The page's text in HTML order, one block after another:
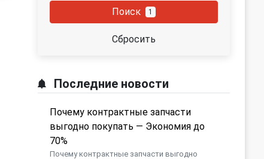
Поиск 1
Сбросить
Последние новости
Почему контрактные запчасти
выгодно покупать — Экономия до
70%
Почему контрактные запчасти выгодно